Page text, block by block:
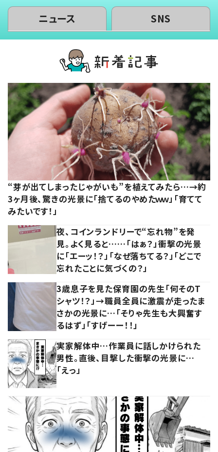
ニュース SNS
“芽が出てしまったじゃがいも”を植えてみたら…→約
3ヶ月後、驚きの光景に「捨てるのやめたｗｗ」「育てて
みたいです！」
夜、コインランドリーで“忘れ物”を発
見。よく見ると……「はぁ？」衝撃の光景
に「エーッ！？」「なぜ落ちてる？」「どこで
忘れたことに気づくの？」
3歳息子を見た保育園の先生「何そのT
シャツ！？」→職員全員に激震が走ったま
さかの光景に…「そりゃ先生も大興奮す
るはず」「すげーー！！」
実家解体中…作業員に話しかけられた
男性。直後、目撃した衝撃の光景に…
「えっ」